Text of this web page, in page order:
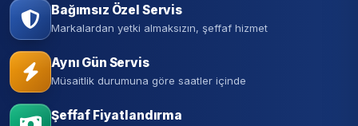
Bağımsız Özel Servis
Markalardan yetki almaksızın, şeffaf hizmet
Aynı Gün Servis
Müsaitlik durumuna göre saatler içinde
Şeffaf Fiyatlandırma